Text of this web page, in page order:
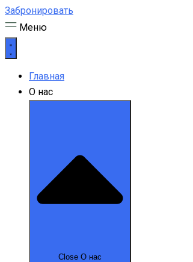
Забронировать
Меню
Главная
О нас
Close О нас